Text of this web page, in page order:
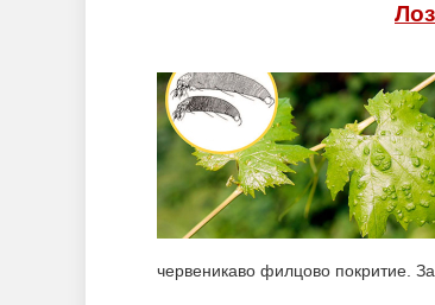
червеникаво филцово покритие.